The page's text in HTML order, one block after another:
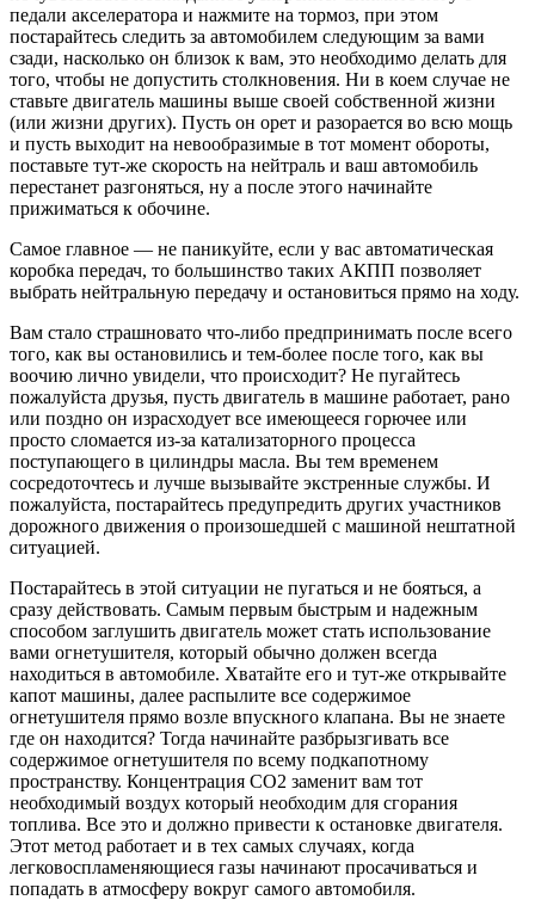
педали акселератора и нажмите на тормоз, при этом
постарайтесь следить за автомобилем следующим за вами
сзади, насколько он близок к вам, это необходимо делать для
того, чтобы не допустить столкновения. Ни в коем случае не
ставьте двигатель машины выше своей собственной жизни
(или жизни других). Пусть он орет и разорается во всю мощь
и пусть выходит на невообразимые в тот момент обороты,
поставьте тут-же скорость на нейтраль и ваш автомобиль
перестанет разгоняться, ну а после этого начинайте
прижиматься к обочине.
Самое главное — не паникуйте, если у вас автоматическая
коробка передач, то большинство таких АКПП позволяет
выбрать нейтральную передачу и остановиться прямо на ходу.
Вам стало страшновато что-либо предпринимать после всего
того, как вы остановились и тем-более после того, как вы
воочию лично увидели, что происходит? Не пугайтесь
пожалуйста друзья, пусть двигатель в машине работает, рано
или поздно он израсходует все имеющееся горючее или
просто сломается из-за катализаторного процесса
поступающего в цилиндры масла. Вы тем временем
сосредоточтесь и лучше вызывайте экстренные службы. И
пожалуйста, постарайтесь предупредить других участников
дорожного движения о произошедшей с машиной нештатной
ситуацией.
Постарайтесь в этой ситуации не пугаться и не бояться, а
сразу действовать. Самым первым быстрым и надежным
способом заглушить двигатель может стать использование
вами огнетушителя, который обычно должен всегда
находиться в автомобиле. Хватайте его и тут-же открывайте
капот машины, далее распылите все содержимое
огнетушителя прямо возле впускного клапана. Вы не знаете
где он находится? Тогда начинайте разбрызгивать все
содержимое огнетушителя по всему подкапотному
пространству. Концентрация СО2 заменит вам тот
необходимый воздух который необходим для сгорания
топлива. Все это и должно привести к остановке двигателя.
Этот метод работает и в тех самых случаях, когда
легковоспламеняющиеся газы начинают просачиваться и
попадать в атмосферу вокруг самого автомобиля.